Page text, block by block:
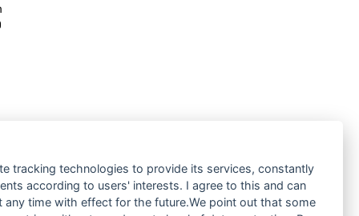
tracking technologies to provide its services, constantly
according to users' interests. I agree to this and can
any time with effect for the future.We point out that some